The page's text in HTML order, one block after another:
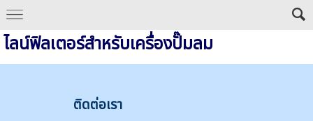
ไลน์ฟิลเตอร์สำหรับเครื่องปั๊มลม
ติดต่อเรา